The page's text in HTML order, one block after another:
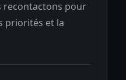
recontactons pour
priorités et la